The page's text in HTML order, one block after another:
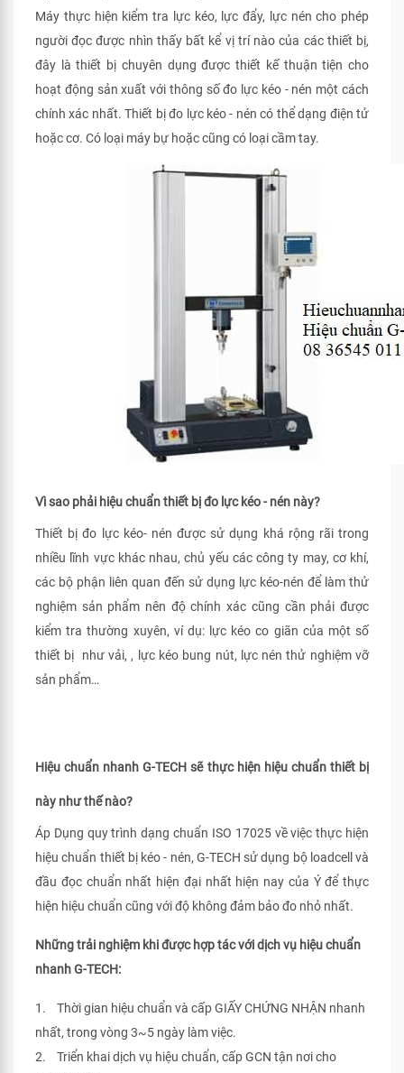
Máy thực hiện kiểm tra lực kéo, lực đẩy, lực nén cho phép
người đọc được nhìn thấy bất kể vị trí nào của các thiết bị,
đây là thiết bị chuyên dụng được thiết kế thuận tiện cho
hoạt động sản xuất với thông số đo lực kéo - nén một cách
chính xác nhất. Thiết bị đo lực kéo - nén có thể dạng điện tử
hoặc cơ. Có loại máy bự hoặc cũng có loại cầm tay.
Vì sao phải hiệu chuẩn thiết bị đo lực kéo - nén này?
Thiết bị đo lực kéo- nén được sử dụng khá rộng rãi trong
nhiều lĩnh vực khác nhau, chủ yếu các công ty may, cơ khí,
các bộ phận liên quan đến sử dụng lực kéo-nén để làm thử
nghiệm sản phẩm nên độ chính xác cũng cần phải được
kiểm tra thường xuyên, ví dụ: lực kéo co giãn của một số
thiết bị như vải, , lực kéo bung nút, lực nén thử nghiệm vỡ
sản phẩm…
Hiệu chuẩn nhanh G-TECH sẽ thực hiện hiệu chuẩn thiết bị
này như thế nào?
Áp Dụng quy trình dạng chuẩn ISO 17025 về việc thực hiện
hiệu chuẩn thiết bị kéo - nén, G-TECH sử dụng bộ loadcell và
đầu đọc chuẩn nhất hiện đại nhất hiện nay của Ý để thực
hiện hiệu chuẩn cũng với độ không đảm bảo đo nhỏ nhất.
Những trải nghiệm khi được hợp tác với dịch vụ hiệu chuẩn
nhanh G-TECH:
1. Thời gian hiệu chuẩn và cấp GIẤY CHỨNG NHẬN nhanh
nhất, trong vòng 3~5 ngày làm việc.
2. Triển khai dịch vụ hiệu chuẩn, cấp GCN tận nơi cho